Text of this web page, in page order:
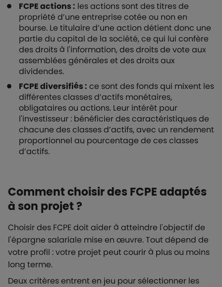
FCPE actions : les actions sont des titres de
propriété d’une entreprise cotée ou non en
bourse. Le titulaire d’une action détient donc une
partie du capital de la société, ce qui lui confère
des droits à l'information, des droits de vote aux
assemblées générales et des droits aux
dividendes.
FCPE diversifiés : ce sont des fonds qui mixent les
différentes classes d’actifs monétaires,
obligataires ou actions. Leur intérêt pour
l'investisseur : bénéficier des caractéristiques de
chacune des classes d’actifs, avec un rendement
proportionnel au pourcentage de ces classes
d’actifs.
Comment choisir des FCPE adaptés
à son projet ?
Choisir des FCPE doit aider à atteindre l'objectif de
l'épargne salariale mise en œuvre. Tout dépend de
votre profil : votre projet peut courir à plus ou moins
long terme.
Deux critères entrent en jeu pour sélectionner les